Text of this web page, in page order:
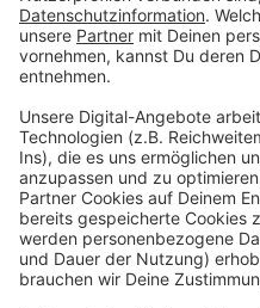
Anzeige
Anzeige
Am Tonhallenufer findet
Fischmarktam Rhein
wir hier bei Musik von